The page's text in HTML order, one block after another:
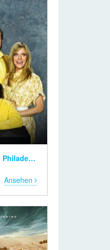
It's Always Sunny in Philadelphia
Ansehen